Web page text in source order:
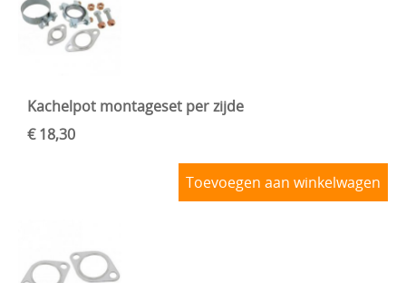
Kachelpot montageset per zijde
€ 18,30
Toevoegen aan winkelwagen